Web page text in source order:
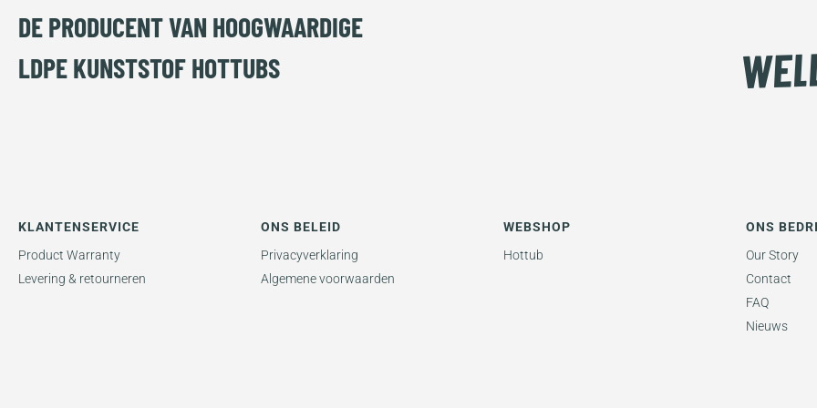
DE PRODUCENT VAN HOOGWAARDIGE
LDPE KUNSTSTOF HOTTUBS
KLANTENSERVICE
Product Warranty
Levering & retourneren
ONS BELEID
Privacyverklaring
Algemene voorwaarden
WEBSHOP
Hottub
ONS
Our Story
Contact
FAQ
Nieuws